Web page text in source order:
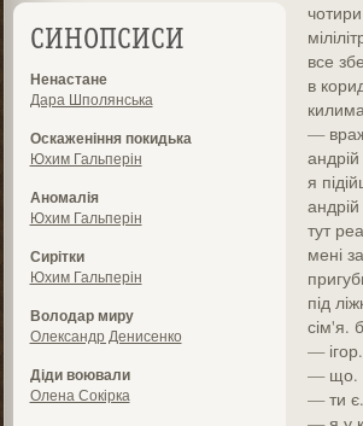
СИНОПСИСИ
Ненастане
Дара Шполянська
Оскаженіння покидька
Юхим Гальперін
Аномалія
Юхим Гальперін
Сирітки
Юхим Гальперін
Володар миру
Олександр Денисенко
Діди воювали
Олена Сокірка
все
в
—
андрій
я
тут
мені
під
сім'я.
—
— що.
— ти є.